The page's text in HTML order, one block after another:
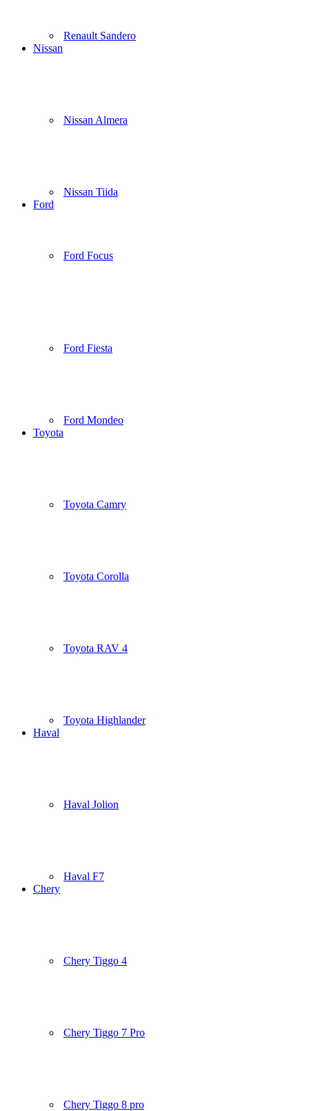
Renault Sandero
Nissan
Nissan Almera
Nissan Tiida
Ford
Ford Focus
Ford Fiesta
Ford Mondeo
Toyota
Toyota Camry
Toyota Corolla
Toyota RAV 4
Toyota Highlander
Haval
Haval Jolion
Haval F7
Chery
Chery Tiggo 4
Chery Tiggo 7 Pro
Chery Tiggo 8 pro